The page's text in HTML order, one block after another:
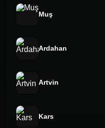
Muş
Ardahan
Artvin
Kars